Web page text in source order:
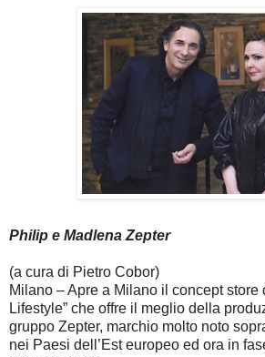
Philip e Madlena Zepter
(a cura di Pietro Cobor)
Milano – Apre a Milano il concept store
Lifestyle” che offre il meglio della
gruppo Zepter, marchio molto noto
nei Paesi dell’Est europeo ed ora in